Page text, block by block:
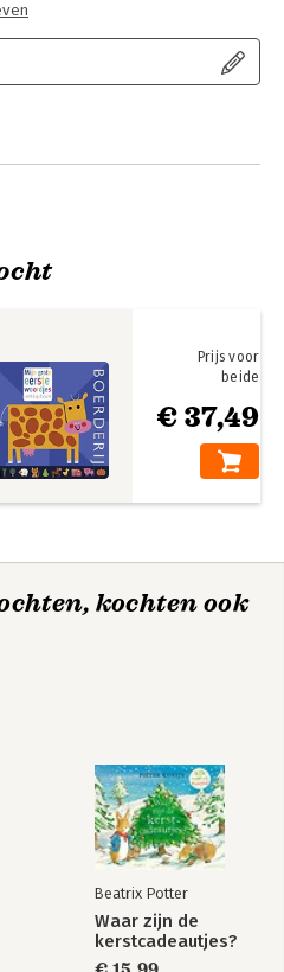
€ 37,49
Prijs voor
beide
kochten ook
Beatrix Potter
Waar zijn de
kerstcadeautjes?